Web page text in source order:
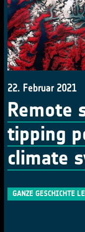
22. Februar 2021
Remote
tipping
climate
GANZE GESCHICHTE